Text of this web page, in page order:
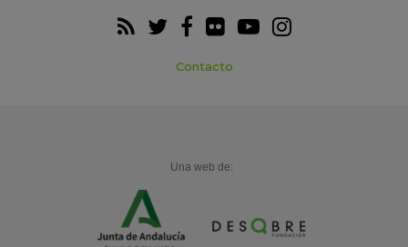
Contacto
Una web de: